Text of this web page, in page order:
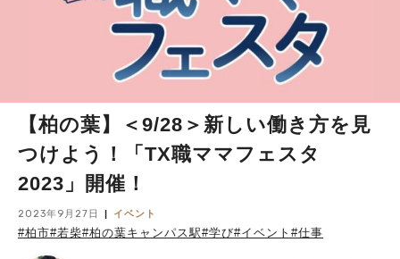
【柏の葉】＜9/28＞新しい働き方を見
つけよう！「TX職ママフェスタ
2023」開催！
2023年9月27日 イベント
#柏市#若柴#柏の葉キャンパス駅#学び#イベント #仕事